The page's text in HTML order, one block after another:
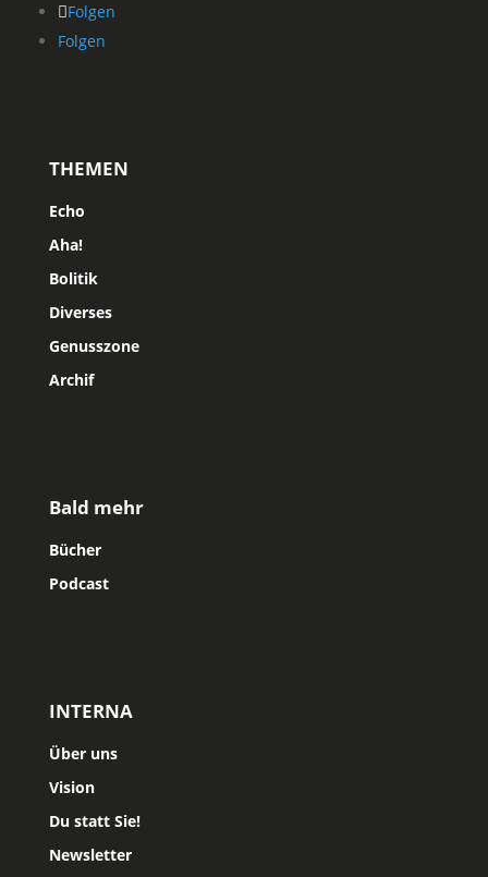
Folgen
Folgen
THEMEN
Echo
Aha!
Bolitik
Diverses
Genusszone
Archif
Bald mehr
Bücher
Podcast
INTERNA
Über uns
Vision
Du statt Sie!
Newsletter